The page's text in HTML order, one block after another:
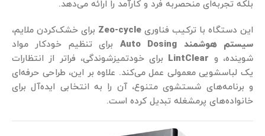
بلکه تجربه‌ای منحصربه‌ فرد و کارآمد را ارائه می‌دهد.
این دستگاه با ترکیب فناوری‌ Zeo-cycle برای خشک‌کردن ملایم،
سیستم هوشمند
برای تنظیم خودکار مواد
شوینده، و LintClear برای خودتمیزشوندگی، فراتر از انتظارات
یک لباسشویی معمولی عمل می‌کند. علاوه بر این، طراحی حرفه‌ای
و برنامه‌های شستشوی متنوع، آن را به انتخابی ایده‌آل برای
خانواده‌های پرمشغله تبدیل کرده است.